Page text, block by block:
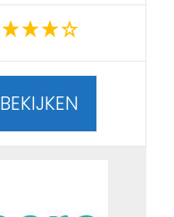
BEKIJKEN